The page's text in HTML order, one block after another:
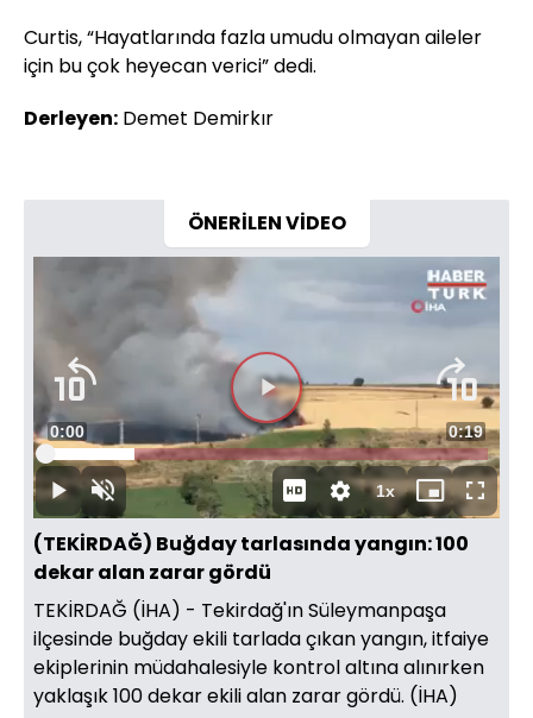
Curtis, “Hayatlarında fazla umudu olmayan aileler
için bu çok heyecan verici” dedi.
Derleyen: Demet Demirkır
ÖNERİLEN VİDEO
DuraklatSesi
Aç
Süre
0:00 Toplam
Süre
0:19
Yüklendi:
20.24%
1xOynatma
Hızı
Mini
oynatıcı
Tam
Ekran
(TEKİRDAĞ) Buğday tarlasında yangın: 100
dekar alan zarar gördü
TEKİRDAĞ (İHA) - Tekirdağ'ın Süleymanpaşa
ilçesinde buğday ekili tarlada çıkan yangın, itfaiye
ekiplerinin müdahalesiyle kontrol altına alınırken
yaklaşık 100 dekar ekili alan zarar gördü. (İHA)